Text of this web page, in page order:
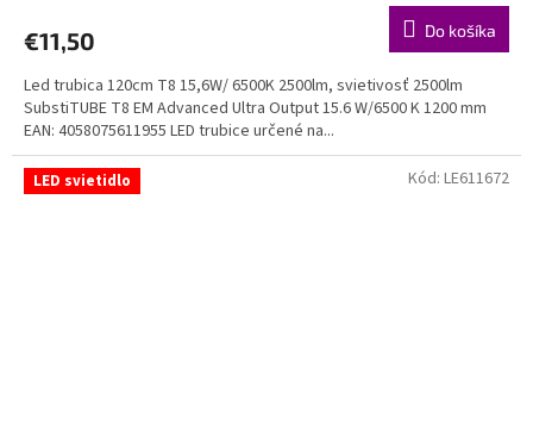
€11,50 Do košíka
Led trubica 120cm T8 15,6W/ 6500K 2500lm, svietivosť 2500lm
SubstiTUBE T8 EM Advanced Ultra Output 15.6 W/6500 K 1200 mm
EAN: 4058075611955 LED trubice určené na...
LED svietidlo Kód: LE611672